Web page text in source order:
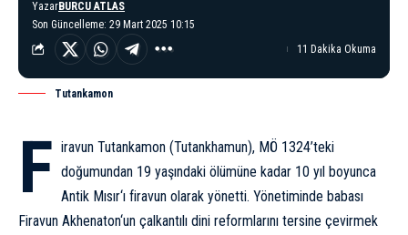
Son Güncelleme: 29 Mart 2025 10:15
YazarBURCU ATLAS
11 Dakika Okuma
Tutankamon
F iravun Tutankamon (Tutankhamun), MÖ 1324’teki
doğumundan 19 yaşındaki ölümüne kadar 10 yıl boyunca
Antik Mısır‘ı firavun olarak yönetti. Yönetiminde babası
Firavun Akhenaton‘un çalkantılı dini reformlarını tersine çevirmek